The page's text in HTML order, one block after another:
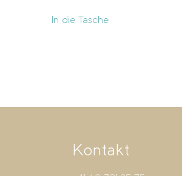
In die Tasche
Kontakt